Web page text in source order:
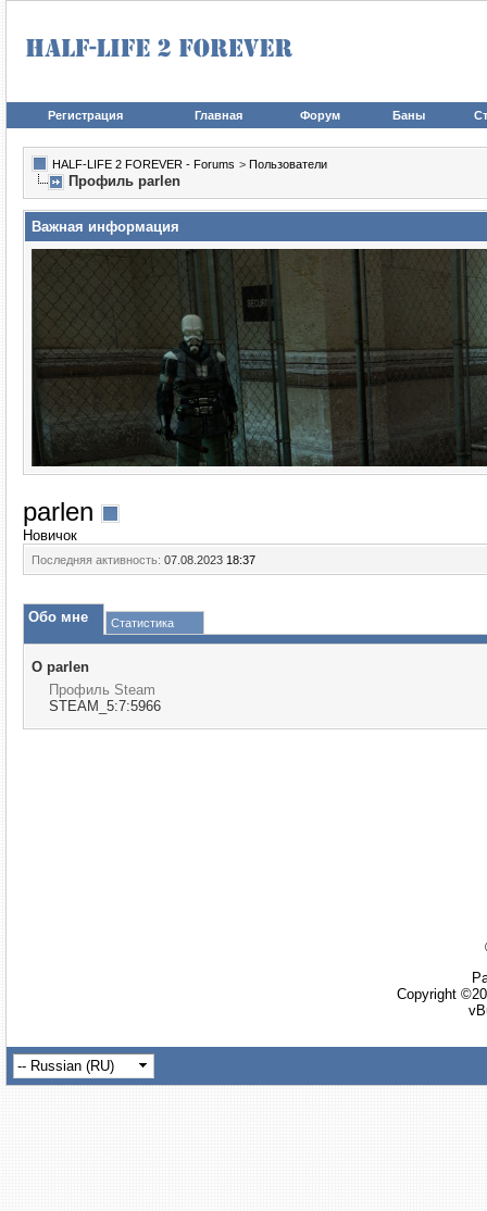
Регистрация Главная Форум Баны
HALF-LIFE 2 FOREVER - Forums > Пользователи
Профиль parlen
Важная информация
parlen
Новичок
Последняя активность: 07.08.2023 18:37
Обо мне Статистика
О parlen
Профиль Steam
STEAM_5:7:5966
Copyright